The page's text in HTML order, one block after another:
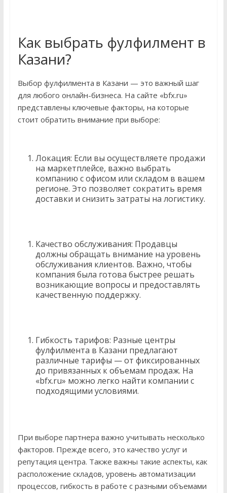
Как выбрать фулфилмент в
Казани?
Выбор фулфилмента в Казани — это важный шаг
для любого онлайн-бизнеса. На сайте «bfx.ru»
представлены ключевые факторы, на которые
стоит обратить внимание при выборе:
Локация: Если вы осуществляете продажи
на маркетплейсе, важно выбрать
компанию с офисом или складом в вашем
регионе. Это позволяет сократить время
доставки и снизить затраты на логистику.
Качество обслуживания: Продавцы
должны обращать внимание на уровень
обслуживания клиентов. Важно, чтобы
компания была готова быстрее решать
возникающие вопросы и предоставлять
качественную поддержку.
Гибкость тарифов: Разные центры
фулфилмента в Казани предлагают
различные тарифы — от фиксированных
до привязанных к объемам продаж. На
«bfx.ru» можно легко найти компании с
подходящими условиями.
При выборе партнера важно учитывать несколько
факторов. Прежде всего, это качество услуг и
репутация центра. Также важны такие аспекты, как
расположение складов, уровень автоматизации
процессов, гибкость в работе с разными объемами